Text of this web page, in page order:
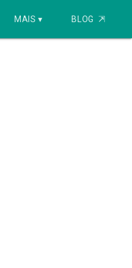
MAIS ▾ BLOG ⇱